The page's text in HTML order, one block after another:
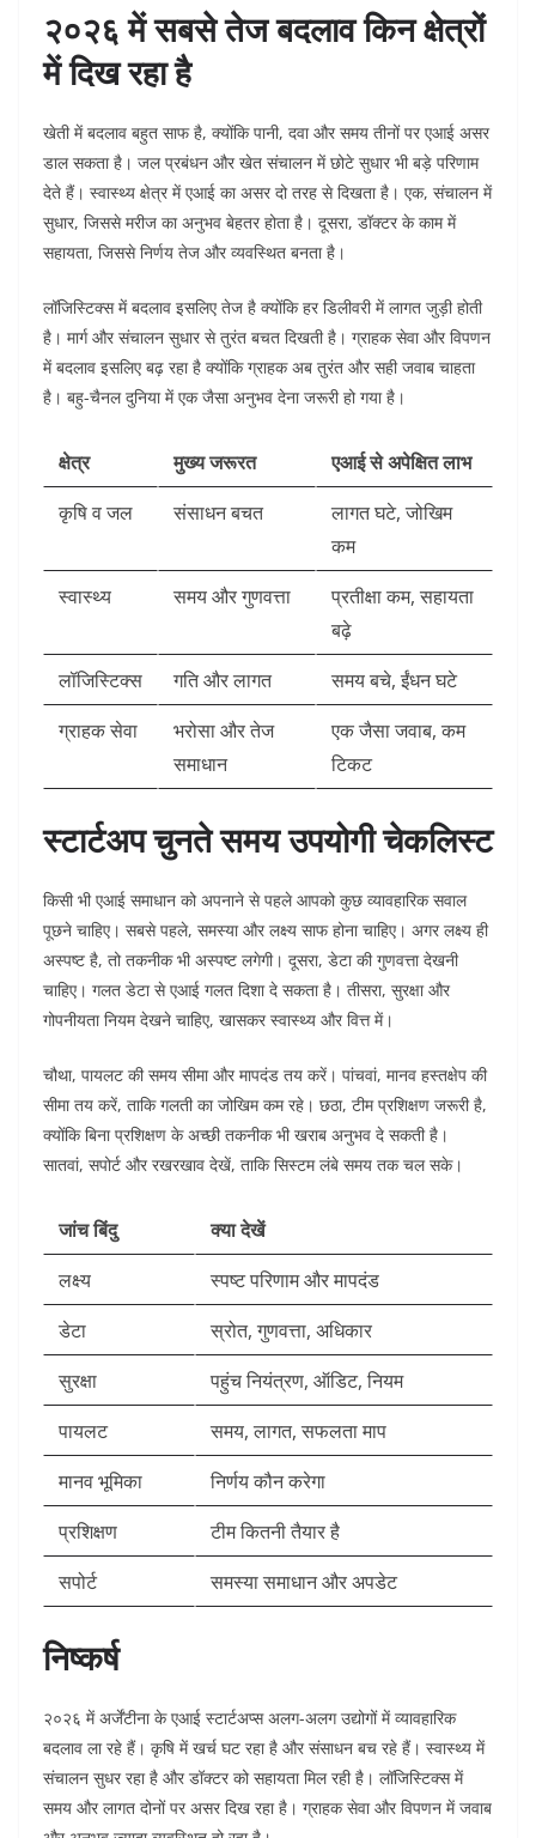
२०२६ में सबसे तेज बदलाव किन क्षेत्रों
में दिख रहा है
खेती में बदलाव बहुत साफ है, क्योंकि पानी, दवा और समय तीनों पर एआई असर
डाल सकता है। जल प्रबंधन और खेत संचालन में छोटे सुधार भी बड़े परिणाम
देते हैं। स्वास्थ्य क्षेत्र में एआई का असर दो तरह से दिखता है। एक, संचालन में
सुधार, जिससे मरीज का अनुभव बेहतर होता है। दूसरा, डॉक्टर के काम में
सहायता, जिससे निर्णय तेज और व्यवस्थित बनता है।
लॉजिस्टिक्स में बदलाव इसलिए तेज है क्योंकि हर डिलीवरी में लागत जुड़ी होती
है। मार्ग और संचालन सुधार से तुरंत बचत दिखती है। ग्राहक सेवा और विपणन
में बदलाव इसलिए बढ़ रहा है क्योंकि ग्राहक अब तुरंत और सही जवाब चाहता
है। बहु-चैनल दुनिया में एक जैसा अनुभव देना जरूरी हो गया है।
क्षेत्र मुख्य जरूरत
एआई से अपेक्षित लाभ
कृषि व जल
संसाधन बचत
लागत घटे, जोखिम
कम
स्वास्थ्य
समय और गुणवत्ता
प्रतीक्षा कम, सहायता
बढ़े
लॉजिस्टिक्स
गति और लागत
समय बचे, ईंधन घटे
ग्राहक सेवा
भरोसा और तेज
समाधान
एक जैसा जवाब, कम
टिकट
स्टार्टअप चुनते समय उपयोगी चेकलिस्ट
किसी भी एआई समाधान को अपनाने से पहले आपको कुछ व्यावहारिक सवाल
पूछने चाहिए। सबसे पहले, समस्या और लक्ष्य साफ होना चाहिए। अगर लक्ष्य ही
अस्पष्ट है, तो तकनीक भी अस्पष्ट लगेगी। दूसरा, डेटा की गुणवत्ता देखनी
चाहिए। गलत डेटा से एआई गलत दिशा दे सकता है। तीसरा, सुरक्षा और
गोपनीयता नियम देखने चाहिए, खासकर स्वास्थ्य और वित्त में।
चौथा, पायलट की समय सीमा और मापदंड तय करें। पांचवां, मानव हस्तक्षेप की
सीमा तय करें, ताकि गलती का जोखिम कम रहे। छठा, टीम प्रशिक्षण जरूरी है,
क्योंकि बिना प्रशिक्षण के अच्छी तकनीक भी खराब अनुभव दे सकती है।
सातवां, सपोर्ट और रखरखाव देखें, ताकि सिस्टम लंबे समय तक चल सके।
जांच बिंदु
क्या देखें
लक्ष्य
स्पष्ट परिणाम और मापदंड
डेटा
स्रोत, गुणवत्ता, अधिकार
सुरक्षा
पहुंच नियंत्रण, ऑडिट, नियम
पायलट
समय, लागत, सफलता माप
मानव भूमिका
निर्णय कौन करेगा
प्रशिक्षण
टीम कितनी तैयार है
सपोर्ट
समस्या समाधान और अपडेट
निष्कर्ष
२०२६ में अर्जेंटीना के एआई स्टार्टअप्स अलग-अलग उद्योगों में व्यावहारिक
बदलाव ला रहे हैं। कृषि में खर्च घट रहा है और संसाधन बच रहे हैं। स्वास्थ्य में
संचालन सुधर रहा है और डॉक्टर को सहायता मिल रही है। लॉजिस्टिक्स में
समय और लागत दोनों पर असर दिख रहा है। ग्राहक सेवा और विपणन में जवाब